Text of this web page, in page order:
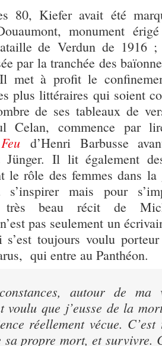
80, Kiefer avait été
monument
de Verdun de 1916
par la tranchée des
met à profit le
plus littéraires qui soient
de ses tableaux de
Celan, commence par
d’Henri Barbusse
Jünger. Il lit également
le rôle des femmes dans
s’inspirer mais pour
très beau récit de
pas seulement un
s’est toujours voulu
qui entre au Panthéon.
autour de ma
voulu que j’eusse de la
réellement vécue. C’est
propre mort, et survivre.